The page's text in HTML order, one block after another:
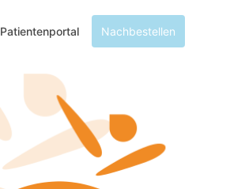
Patientenportal Nachbestellen